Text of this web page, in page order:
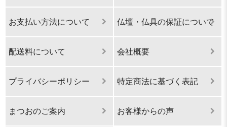
お支払い方法について 仏壇・仏具の保証について
配送料について 会社概要
プライバシーポリシー 特定商法に基づく表記
まつおのご案内 お客様からの声